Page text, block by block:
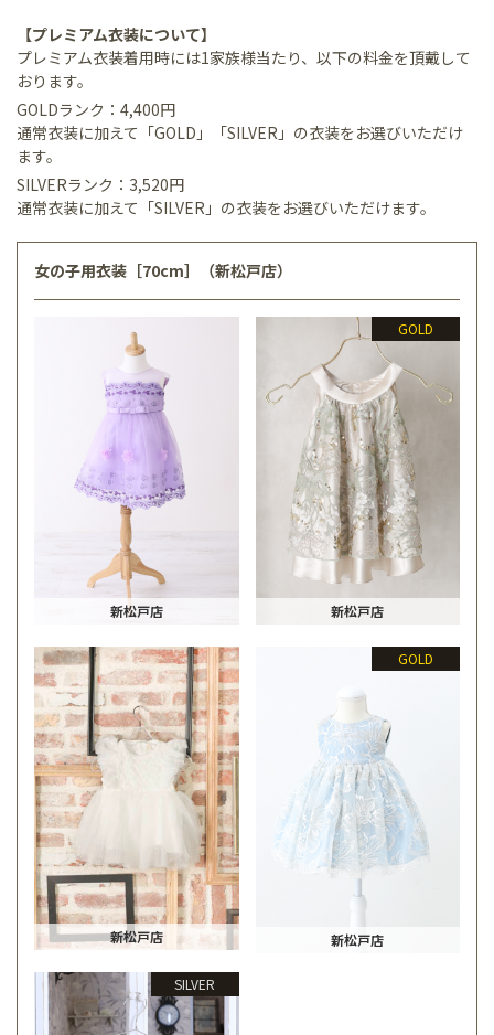
【プレミアム衣装について】
プレミアム衣装着用時には1家族様当たり、以下の料金を頂戴して
おります。
GOLDランク：4,400円
通常衣装に加えて「GOLD」「SILVER」の衣装をお選びいただけ
ます。
SILVERランク：3,520円
通常衣装に加えて「SILVER」の衣装をお選びいただけます。
女の子用衣装［70cm］（新松戸店）
新松戸店
GOLD
新松戸店
新松戸店
GOLD
新松戸店
SILVER